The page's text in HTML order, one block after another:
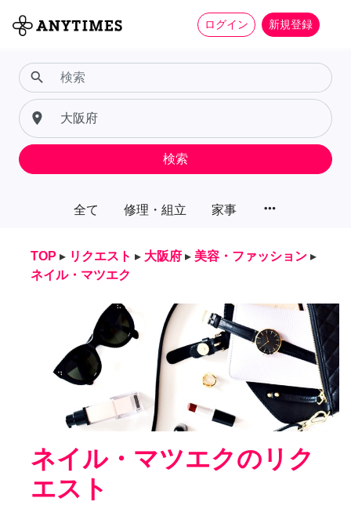
ログイン 新規登録
全て 修理・組立 家事 more_horiz
search
place
検索
TOP ▸ リクエスト ▸ 大阪府 ▸ 美容・ファッション ▸
ネイル・マツエク
ネイル・マツエクのリク
エスト